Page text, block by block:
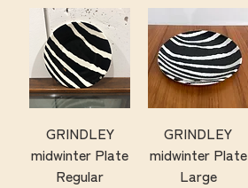
GRINDLEY
midwinter Plate
Regular
GRINDLEY
midwinter Plate
Large